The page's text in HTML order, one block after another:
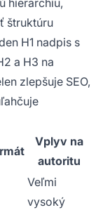
hierarchiu,
štruktúru
H1 nadpis s
a H3 na
zlepšuje SEO,
Vplyv na
autoritu
Veľmi
vysoký